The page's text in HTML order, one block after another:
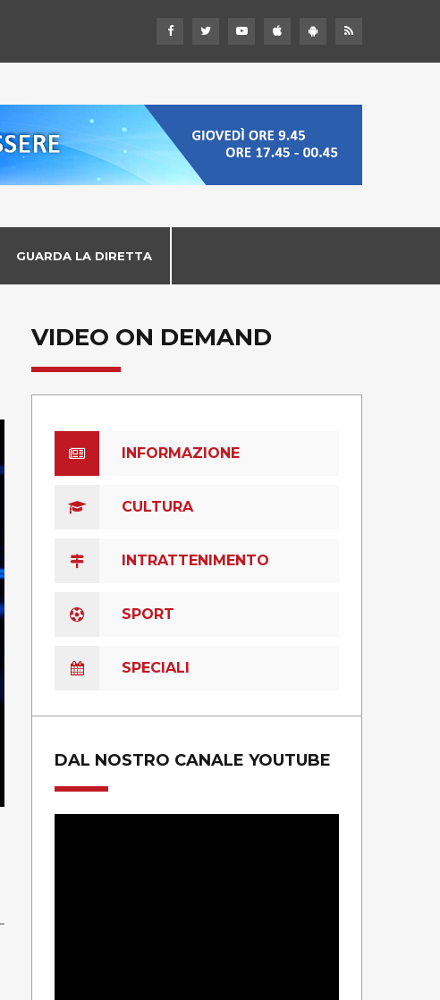
GUARDA LA DIRETTA
VIDEO ON DEMAND
INFORMAZIONE
CULTURA
INTRATTENIMENTO
SPORT
SPECIALI
DAL NOSTRO CANALE YOUTUBE